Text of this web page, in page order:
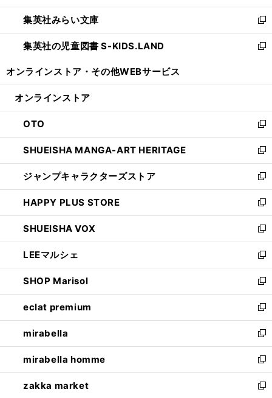
開
く
ウ
で
開
く
ン
ド
ウ
で
ウ
ィ
ン
ド
開
集英社みらい文庫
新
し
い
ン
ウ
で
開
く
集英社の児童図書 S-KIDS.LAND
新
ウ
ン
ド
ウ
で
開
く
オンラインストア・ その他WEBサービス
オンラインストア
OTO
新
し
い
ウ
ィ
ン
ド
ウ
で
開
く
SHUEISHA MANGA-ART HERITAGE
新
し
い
ウ
ィ
ン
ド
ウ
で
開
く
ジャンプキャラクターズストア
新
し
い
ウ
ィ
ン
ド
ウ
で
開
く
HAPPY PLUS STORE
新
し
い
ウ
ィ
ン
ド
ウ
で
開
く
SHUEISHA VOX
新
し
い
ウ
ィ
ン
ド
ウ
で
開
く
LEEマルシェ
新
し
い
ウ
ィ
ン
ド
ウ
で
開
く
SHOP Marisol
新
し
い
ウ
ィ
ン
ド
ウ
で
eclat premium
新
し
い
ウ
ィ
ン
ド
mirabella
新
し
い
ウ
ィ
mirabella homme
新
し
い
zakka market
新